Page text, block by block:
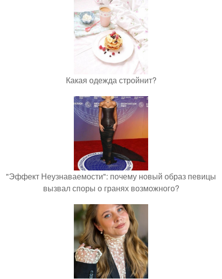
Какая одежда стройнит?
"Эффект Неузнаваемости": почему новый образ певицы
вызвал споры о гранях возможного?